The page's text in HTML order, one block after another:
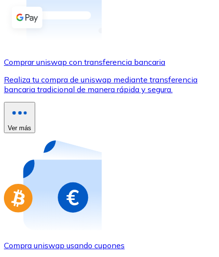
Añade fondos a tu cuenta Bitnovo o realiza compras
Comprar con Transferencia
Utiliza tarjetas Visa y Mastercard para comprar
Comprar con tarjeta
Tienda - Tarjetas regalo
Nuevo
Compra tarjetas regalo de tus marcas favoritas con
Ir a la tienda de tarjetas regalo
Comprar uniswap con transferencia bancaria
Realiza tu compra de uniswap mediante transferencia
bancaria tradicional de manera rápida y segura.
Ver más
Compra uniswap usando cupones